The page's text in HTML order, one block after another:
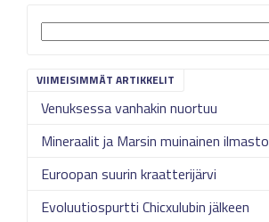
VIIMEISIMMÄT ARTIKKELIT
Venuksessa vanhakin nuortuu
Mineraalit ja Marsin muinainen ilmasto
Euroopan suurin kraatterijärvi
Evoluutiospurtti Chicxulubin jälkeen